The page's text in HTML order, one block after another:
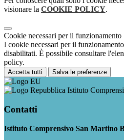
visionare la COOKIE POLICY.
Cookie necessari per il funzionamento
I cookie necessari per il
disabilitati. È possibile consultare
policy.
Accetta tutti Salva le preferenze
Istituto
Contatti
Istituto Comprensivo San Martino